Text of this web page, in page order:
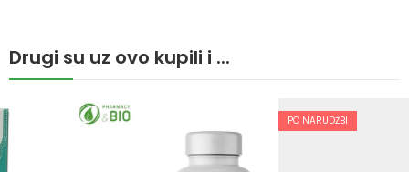
Drugi su uz ovo kupili i ...